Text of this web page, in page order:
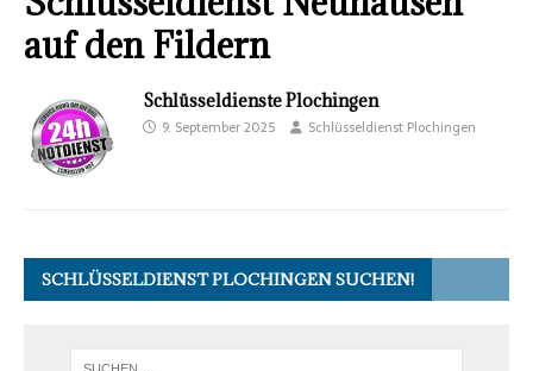
auf den Fildern
Schlüsseldienste Plochingen
9. September 2025 Schlüsseldienst Plochingen
SCHLÜSSELDIENST PLOCHINGEN SUCHEN!